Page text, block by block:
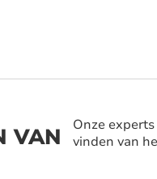
VAN
Onze
vinden van